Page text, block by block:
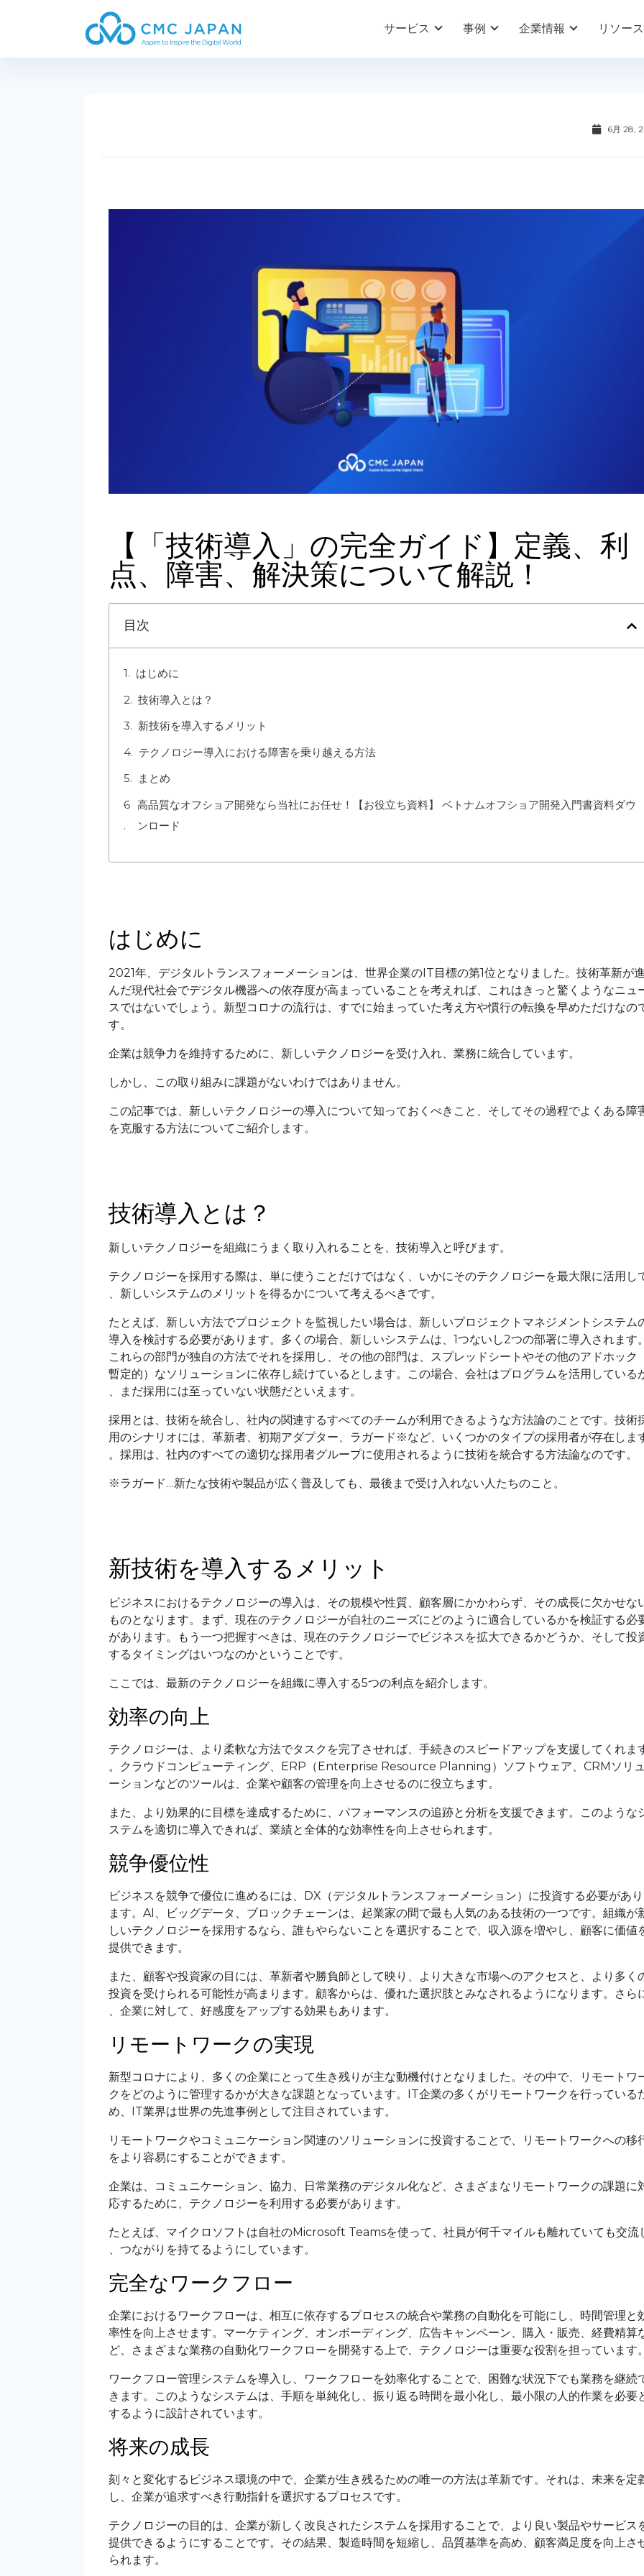
サービス 事例 企業情報 リソース
6月 28,
【「技術導入」の完全ガイド】定義、利
点、障害、解決策について解説！
目次
はじめに
技術導入とは？
新技術を導入するメリット
テクノロジー導入における障害を乗り越える方法
まとめ
高品質なオフショア開発なら当社にお任せ！【お役立ち資料】 ベトナムオフショア開発入門書資料ダウ
ンロード
はじめに
2021年、デジタルトランスフォーメーションは、世界企業のIT目標の第1位となりました。技術革新が進
んだ現代社会でデジタル機器への依存度が高まっていることを考えれば、これはきっと驚くようなニュ
スではないでしょう。新型コロナの流行は、すでに始まっていた考え方や慣行の転換を早めただけなの
す。
企業は競争力を維持するために、新しいテクノロジーを受け入れ、業務に統合しています。
しかし、この取り組みに課題がないわけではありません。
この記事では、新しいテクノロジーの導入について知っておくべきこと、そしてその過程でよくある障
を克服する方法についてご紹介します。
技術導入とは？
新しいテクノロジーを組織にうまく取り入れることを、技術導入と呼びます。
テクノロジーを採用する際は、単に使うことだけではなく、いかにそのテクノロジーを最大限に活用し
、新しいシステムのメリットを得るかについて考えるべきです。
たとえば、新しい方法でプロジェクトを監視したい場合は、新しいプロジェクトマネジメントシステム
導入を検討する必要があります。多くの場合、新しいシステムは、1つないし2つの部署に導入されます。
これらの部門が独自の方法でそれを採用し、その他の部門は、スプレッドシートやその他のアドホック
暫定的）なソリューションに依存し続けているとします。この場合、会社はプログラムを活用している
、まだ採用には至っていない状態だといえます。
採用とは、技術を統合し、社内の関連するすべてのチームが利用できるような方法論のことです。技術
用のシナリオには、革新者、初期アダプター、ラガード ※など、いくつかのタイプの採用者が存在しま
。採用は、社内のすべての適切な採用者グループに使用されるように技術を統合する方法論なのです。
※ラガード…新たな技術や製品が広く普及しても、最後まで受け入れない人たちのこと。
新技術を導入するメリット
ビジネスにおけるテクノロジーの導入は、その規模や性質、顧客層にかかわらず、その成長に欠かせな
ものとなります。まず、現在のテクノロジーが自社のニーズにどのように適合しているかを検証する必
があります。もう一つ把握すべきは、現在のテクノロジーでビジネスを拡大できるかどうか、そして投
するタイミングはいつなのかということです。
ここでは、最新のテクノロジーを組織に導入する5つの利点を紹介します。
効率の向上
テクノロジーは、より柔軟な方法でタスクを完了させれば、手続きのスピードアップを支援してくれま
。クラウドコンピューティング、ERP（Enterprise Resource Planning）ソフトウェア、CRMソリュ
ーションなどのツールは、企業や顧客の管理を向上させるのに役立ちます。
また、より効果的に目標を達成するために、パフォーマンスの追跡と分析を支援できます。このような
ステムを適切に導入できれば、業績と全体的な効率性を向上させられます。
競争優位性
ビジネスを競争で優位に進めるには、DX（デジタルトランスフォーメーション）に投資する必要があり
ます。AI、ビッグデータ、ブロックチェーンは、起業家の間で最も人気のある技術の一つです。組織が
しいテクノロジーを採用するなら、誰もやらないことを選択することで、収入源を増やし、顧客に価値
提供できます。
また、顧客や投資家の目には、革新者や勝負師として映り、より大きな市場へのアクセスと、より多く
投資を受けられる可能性が高まります。顧客からは、優れた選択肢とみなされるようになります。さら
、企業に対して、好感度をアップする効果もあります。
リモートワークの実現
新型コロナにより、多くの企業にとって生き残りが主な動機付けとなりました。その中で、リモートワ
クをどのように管理するかが大きな課題となっています。IT企業の多くがリモートワークを行っている
め、IT業界は世界の先進事例として注目されています。
リモートワークやコミュニケーション関連のソリューションに投資することで、リモートワークへの移
をより容易にすることができます。
企業は、コミュニケーション、協力、日常業務のデジタル化など、さまざまなリモートワークの課題に
応するために、テクノロジーを利用する必要があります。
たとえば、マイクロソフトは自社のMicrosoft Teamsを使って、社員が何千マイルも離れていても交流
、つながりを持てるようにしています。
完全なワークフロー
企業におけるワークフローは、相互に依存するプロセスの統合や業務の自動化を可能にし、時間管理と
率性を向上させます。マーケティング、オンボーディング、広告キャンペーン、購入・販売、経費精算
ど、さまざまな業務の自動化ワークフローを開発する上で、テクノロジーは重要な役割を担っています。
ワークフロー管理システムを導入し、ワークフローを効率化することで、困難な状況下でも業務を継続
きます。このようなシステムは、手順を単純化し、振り返る時間を最小化し、最小限の人的作業を必要
するように設計されています。
将来の成長
刻々と変化するビジネス環境の中で、企業が生き残るための唯一の方法は革新です。それは、未来を定
し、企業が追求すべき行動指針を選択するプロセスです。
テクノロジーの目的は、企業が新しく改良されたシステムを採用することで、より良い製品やサービス
提供できるようにすることです。その結果、製造時間を短縮し、品質基準を高め、顧客満足度を向上さ
られます。